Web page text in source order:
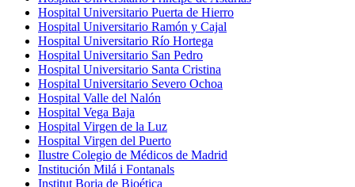
Hospital Universitario Puerta de Hierro
Hospital Universitario Ramón y Cajal
Hospital Universitario Río Hortega
Hospital Universitario San Pedro
Hospital Universitario Santa Cristina
Hospital Universitario Severo Ochoa
Hospital Valle del Nalón
Hospital Vega Baja
Hospital Virgen de la Luz
Hospital Virgen del Puerto
Ilustre Colegio de Médicos de Madrid
Institución Milá i Fontanals
Institut Borja de Bioética